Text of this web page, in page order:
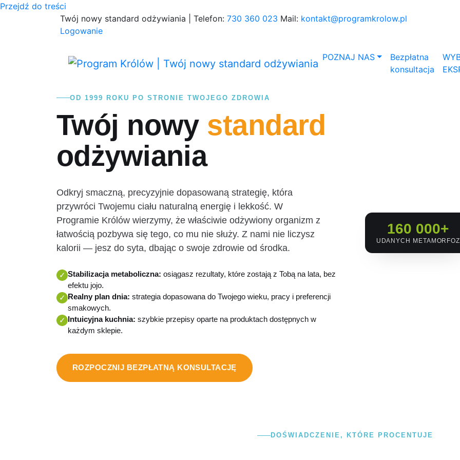
Przejdź do treści
Twój nowy standard odżywiania | Telefon: 730 360 023 Mail: kontakt@programkrolow.pl
Logowanie
POZNAJ NAS
Bezpłatna
konsultacja
OD 1999 ROKU PO STRONIE TWOJEGO ZDROWIA
Twój nowy standard
odżywiania
Odkryj smaczną, precyzyjnie dopasowaną strategię, która
przywróci Twojemu ciału naturalną energię i lekkość. W
Programie Królów wierzymy, że właściwie odżywiony organizm z
łatwością pozbywa się tego, co mu nie służy. Z nami nie liczysz
kalorii — jesz do syta, dbając o swoje zdrowie od środka.
✓ Stabilizacja metaboliczna: osiągasz rezultaty, które zostają z Tobą na lata, bez
efektu jojo.
✓ Realny plan dnia: strategia dopasowana do Twojego wieku, pracy i preferencji
smakowych.
✓ Intuicyjna kuchnia: szybkie przepisy oparte na produktach dostępnych w
każdym sklepie.
ROZPOCZNIJ BEZPŁATNĄ KONSULTACJĘ
160 000+
UDANYCH METAMORFOZ
DOŚWIADCZENIE, KTÓRE PROCENTUJE